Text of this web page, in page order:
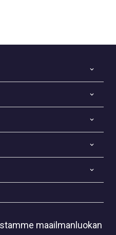
maailmanluokan